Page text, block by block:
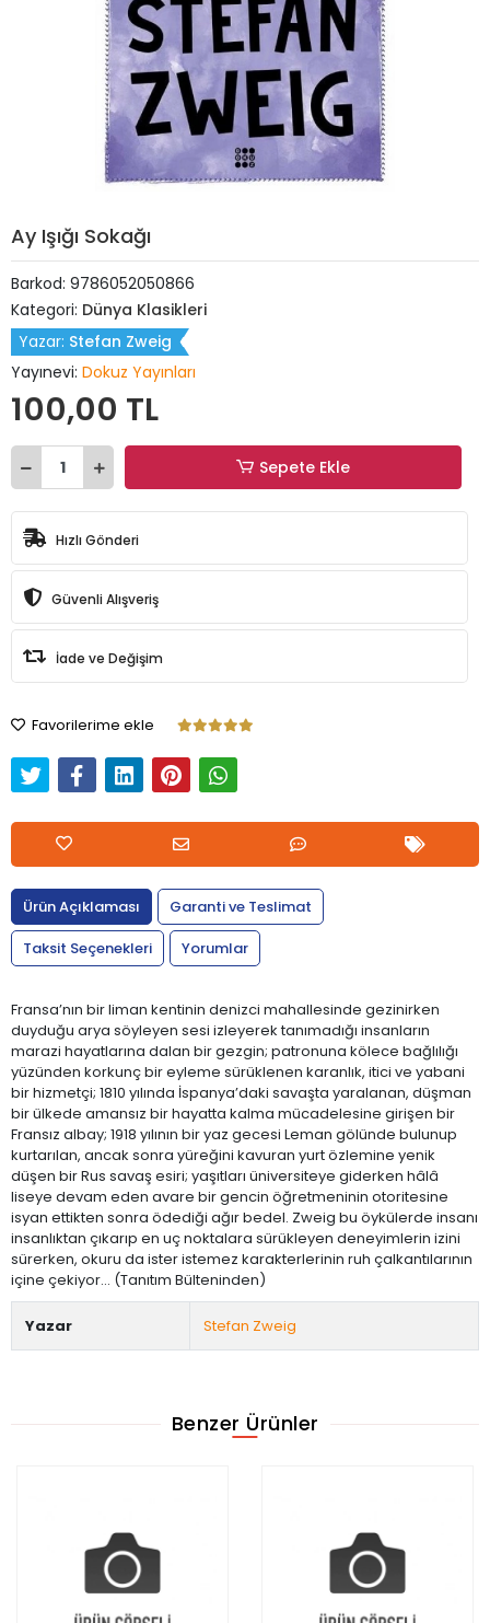
Ay Işığı Sokağı
Barkod: 9786052050866
Kategori: Dünya Klasikleri
Yazar: Stefan Zweig
Yayınevi: Dokuz Yayınları
100,00 TL
Sepete Ekle
Hızlı Gönderi
Güvenli Alışveriş
İade ve Değişim
Favorilerime ekle
Ürün Açıklaması
Garanti ve Teslimat
Taksit Seçenekleri
Yorumlar
Fransa’nın bir liman kentinin denizci mahallesinde gezinirken
duyduğu arya söyleyen sesi izleyerek tanımadığı insanların
marazi hayatlarına dalan bir gezgin; patronuna kölece bağlılığı
yüzünden korkunç bir eyleme sürüklenen karanlık, itici ve yabani
bir hizmetçi; 1810 yılında İspanya’daki savaşta yaralanan, düşman
bir ülkede amansız bir hayatta kalma mücadelesine girişen bir
Fransız albay; 1918 yılının bir yaz gecesi Leman gölünde bulunup
kurtarılan, ancak sonra yüreğini kavuran yurt özlemine yenik
düşen bir Rus savaş esiri; yaşıtları üniversiteye giderken hâlâ
liseye devam eden avare bir gencin öğretmeninin otoritesine
isyan ettikten sonra ödediği ağır bedel. Zweig bu öykülerde insanı
insanlıktan çıkarıp en uç noktalara sürükleyen deneyimlerin izini
sürerken, okuru da ister istemez karakterlerinin ruh çalkantılarının
içine çekiyor… (Tanıtım Bülteninden)
Yazar Stefan Zweig
Benzer Ürünler